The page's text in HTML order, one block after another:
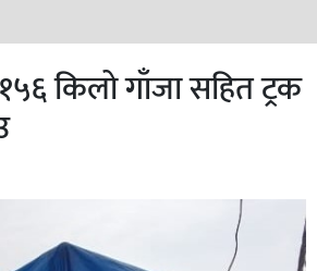
किलो गाँजा सहित ट्रक